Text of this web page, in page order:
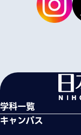
学科一覧
キャンパス